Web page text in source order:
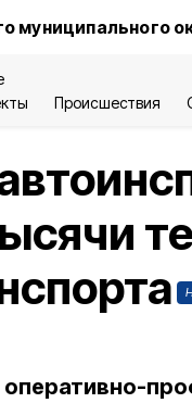
муниципального
Происшествия